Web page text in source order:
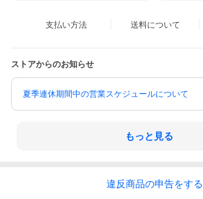
支払い方法 送料について
ストアからのお知らせ
夏季連休期間中の営業スケジュールについて
もっと見る
違反商品の申告をする